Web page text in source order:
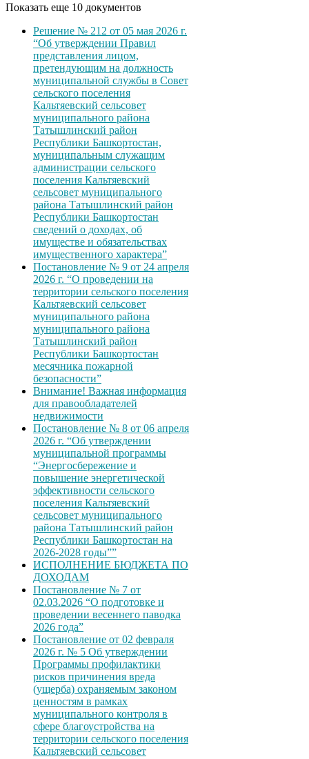
Показать еще 10 документов
Решение № 212 от 05 мая 2026 г.
“Об утверждении Правил
представления лицом,
претендующим на должность
муниципальной службы в Совет
сельского поселения
Кальтяевский сельсовет
муниципального района
Татышлинский район
Республики Башкортостан,
муниципальным служащим
администрации сельского
поселения Кальтяевский
сельсовет муниципального
района Татышлинский район
Республики Башкортостан
сведений о доходах, об
имуществе и обязательствах
имущественного характера”
Постановление № 9 от 24 апреля
2026 г. “О проведении на
территории сельского поселения
Кальтяевский сельсовет
муниципального района
муниципального района
Татышлинский район
Республики Башкортостан
месячника пожарной
безопасности”
Внимание! Важная информация
для правообладателей
недвижимости
Постановление № 8 от 06 апреля
2026 г. “Об утверждении
муниципальной программы
“Энергосбережение и
повышение энергетической
эффективности сельского
поселения Кальтяевский
сельсовет муниципального
района Татышлинский район
Республики Башкортостан на
2026-2028 годы””
ИСПОЛНЕНИЕ БЮДЖЕТА ПО
ДОХОДАМ
Постановление № 7 от
02.03.2026 “О подготовке и
проведении весеннего паводка
2026 года”
Постановление от 02 февраля
2026 г. № 5 Об утверждении
Программы профилактики
рисков причинения вреда
(ущерба) охраняемым законом
ценностям в рамках
муниципального контроля в
сфере благоустройства на
территории сельского поселения
Кальтяевский сельсовет